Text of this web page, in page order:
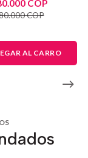
COP
COP
AL CARRO